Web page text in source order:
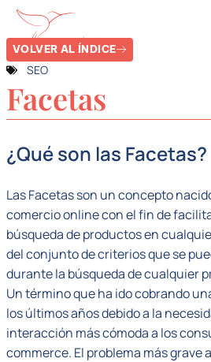
VOLVER AL ÍNDICE
SEO
Facetas
¿Qué son las Facetas?
Las Facetas son un concepto
comercio online con el fin de
búsqueda de productos en
del conjunto de criterios que se
durante la búsqueda de cualquier
Un término que ha ido cobrando
los últimos años debido a la
interacción más cómoda a los
commerce. El problema más grave